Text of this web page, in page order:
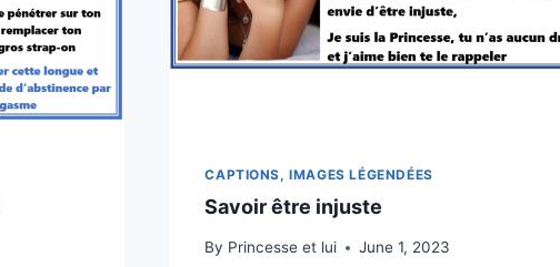
CAPTIONS, IMAGES LÉGENDÉES
Savoir être injuste
By Princesse et lui June 1, 2023